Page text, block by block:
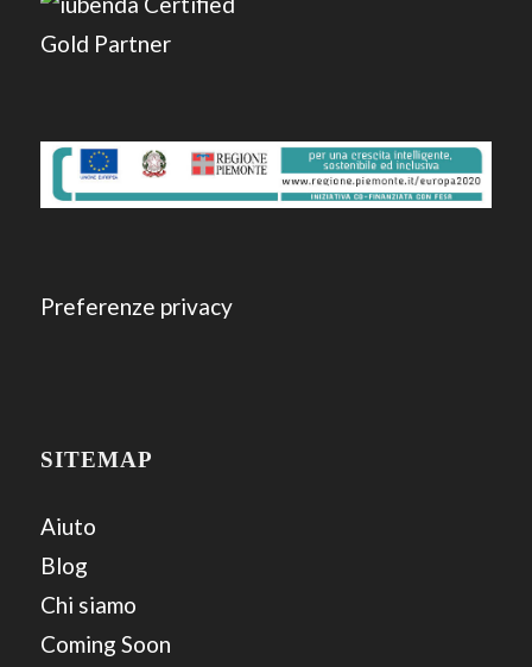
Preferenze privacy
SITEMAP
Aiuto
Blog
Chi siamo
Coming Soon